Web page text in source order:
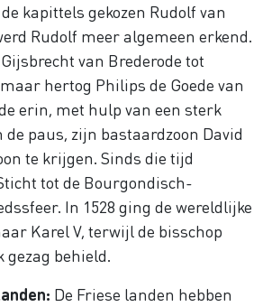
kapittels gekozen Rudolf van
Rudolf meer algemeen erkend.
van Brederode tot
hertog Philips de Goede van
erin, met hulp van een sterk
paus, zijn bastaardzoon David
te krijgen. Sinds die tijd
tot de Bourgondisch-
In 1528 ging de wereldlijke
Karel V, terwijl de bisschop
gezag behield.
De Friese landen hebben